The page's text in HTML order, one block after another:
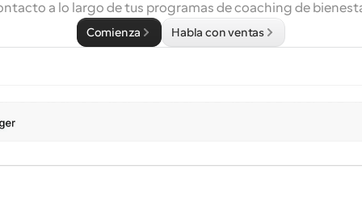
a lo largo de tus programas de coaching de
Comienza Habla con ventas